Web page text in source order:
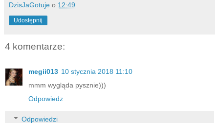
DzisJaGotuje o 12:49
Udostępnij
4 komentarze:
megii013 10 stycznia 2018 11:10
mmm wygląda pysznie)))
Odpowiedz
Odpowiedzi